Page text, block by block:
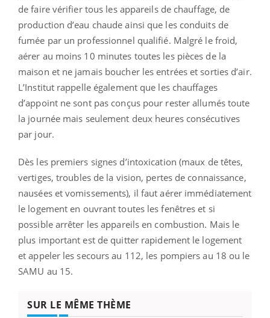
de faire vérifier tous les appareils de chauffage, de
production d’eau chaude ainsi que les conduits de
fumée par un professionnel qualifié. Malgré le froid,
aérer au moins 10 minutes toutes les pièces de la
maison et ne jamais boucher les entrées et sorties d’air.
L’Institut rappelle également que les chauffages
d’appoint ne sont pas conçus pour rester allumés toute
la journée mais seulement deux heures consécutives
par jour.
Dès les premiers signes d’intoxication (maux de têtes,
vertiges, troubles de la vision, pertes de connaissance,
nausées et vomissements), il faut aérer immédiatement
le logement en ouvrant toutes les fenêtres et si
possible arrêter les appareils en combustion. Mais le
plus important est de quitter rapidement le logement
et appeler les secours au 112, les pompiers au 18 ou le
SAMU au 15.
SUR LE MÊME THÈME